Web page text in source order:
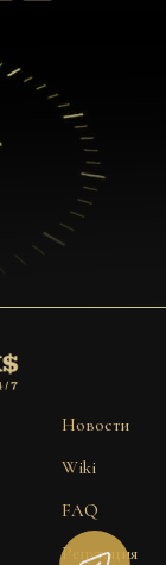
Новости
Wiki
FAQ
Репутация